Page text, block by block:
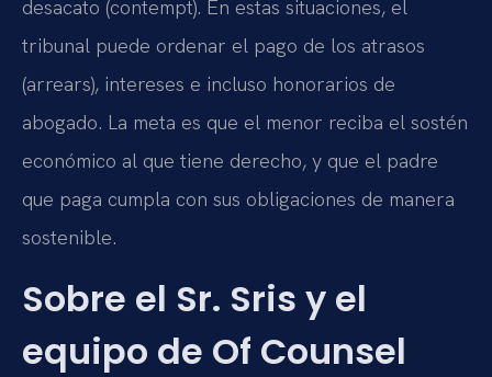
desacato (contempt). En estas situaciones, el
tribunal puede ordenar el pago de los atrasos
(arrears), intereses e incluso honorarios de
abogado. La meta es que el menor reciba el sostén
económico al que tiene derecho, y que el padre
que paga cumpla con sus obligaciones de manera
sostenible.
Sobre el Sr. Sris y el
equipo de Of Counsel